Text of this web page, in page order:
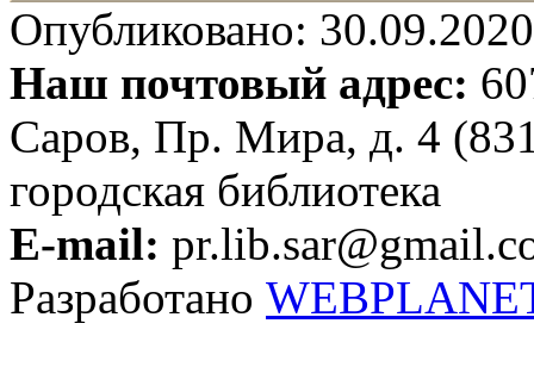
Опубликовано:
Наш почтовый адрес:
Саров, Пр. Мира, д. 4
городская библиотека
E-mail:
Разработано